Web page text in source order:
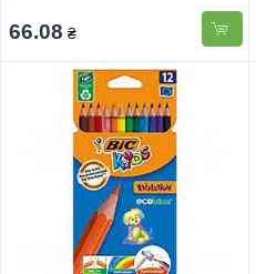
66.08 ₴